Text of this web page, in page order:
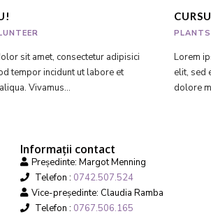
sit amet, consectetur adipisici
tempor incidunt ut labore et
Vivamus...
PLANTS
Lorem
elit, sed
dolore
Informații contact
Președinte: Margot Menning
Telefon : 0742.507.524
Vice-președinte: Claudia Ramba
Telefon : 0767.506.165